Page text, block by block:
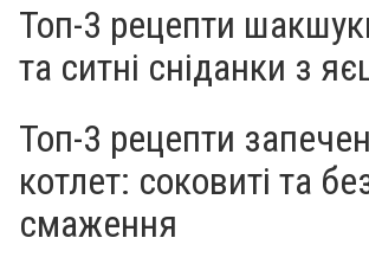
Топ-3 рецепти
та ситні сніданки з
Топ-3 рецепти
котлет: соковиті та
смаження